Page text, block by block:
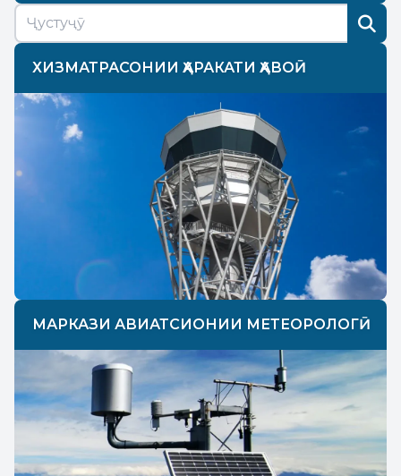
ХИЗМАТРАСОНИИ ҲАРАКАТИ ҲАВОӢ
МАРКАЗИ АВИАТСИОНИИ МЕТЕОРОЛОГӢ